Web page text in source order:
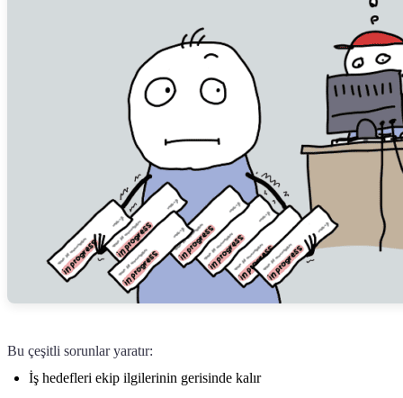
Bu çeşitli sorunlar yaratır:
İş hedefleri ekip ilgilerinin gerisinde kalır